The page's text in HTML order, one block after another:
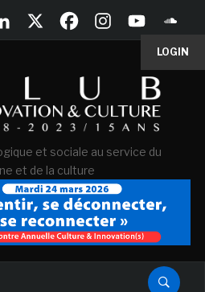
LOGIN
et sociale au service du
et de la culture